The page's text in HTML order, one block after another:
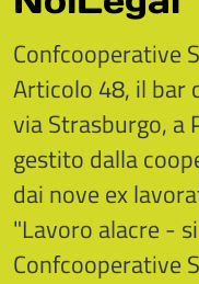
Confcooperative
Articolo 48, il bar
via Strasburgo, a
gestito dalla
dai nove ex
"Lavoro alacre -
Confcooperative